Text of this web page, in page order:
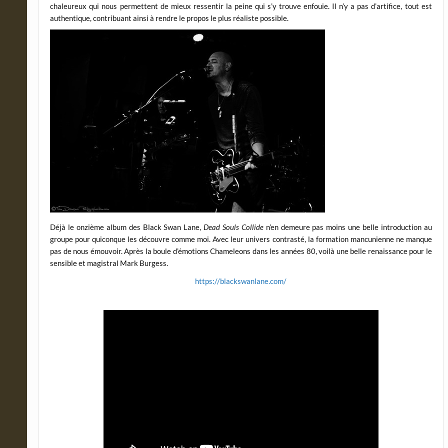
chaleureux qui nous permettent de mieux ressentir la peine qui s’y trouve enfouie. Il n’y a pas d’artifice, tout est
authentique, contribuant ainsi à rendre le propos le plus réaliste possible.
Déjà le onzième album des Black Swan Lane, Dead Souls Colliden’en demeure pas moins une belle introduction au
groupe pour quiconque les découvre comme moi. Avec leur univers contrasté, la formation mancunienne ne manque
pas de nous émouvoir. Après la boule d’émotions Chameleons dans les années 80, voilà une belle renaissance pour le
sensible et magistral Mark Burgess.
https://blackswanlane.com/